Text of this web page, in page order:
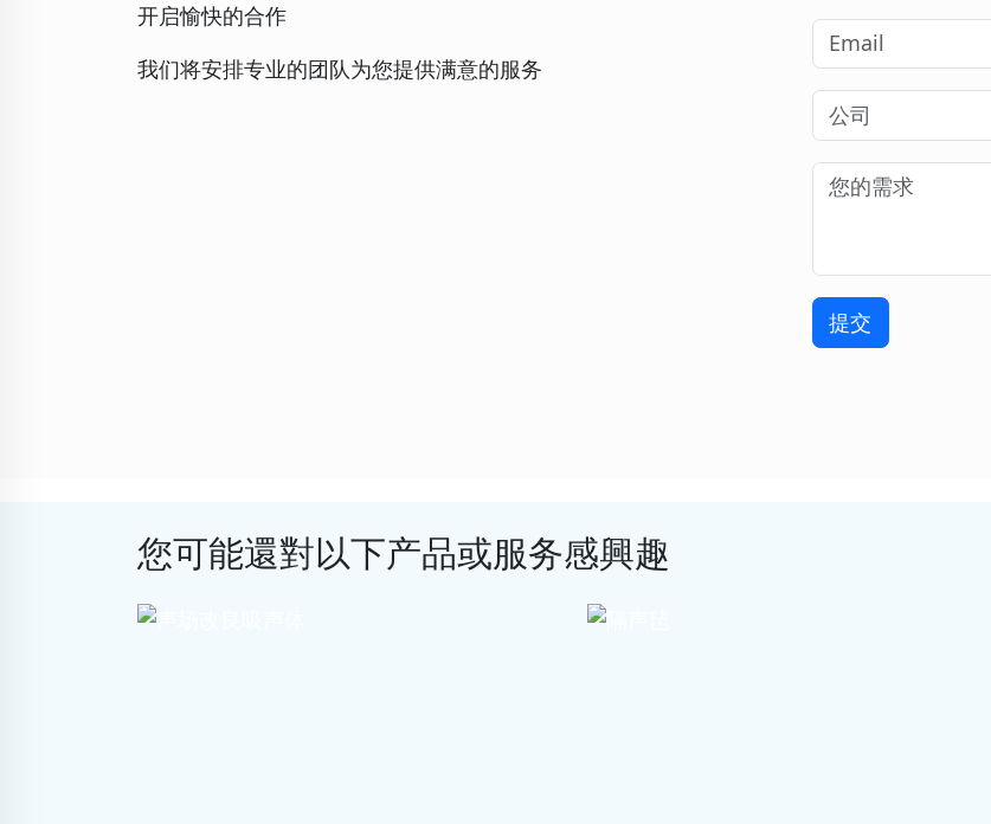
开启愉快的合作
我们将安排专业的团队为您提供满意的服务
提交
您可能還對以下产品或服务感興趣